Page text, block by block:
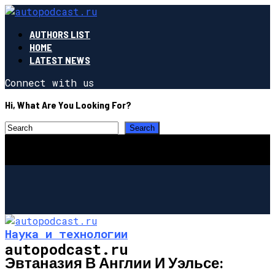
AUTHORS LIST
HOME
LATEST NEWS
Connect with us
Hi, What Are You Looking For?
autopodcast.ru
Наука и технологии
Эвтаназия В Англии И Уэльсе: